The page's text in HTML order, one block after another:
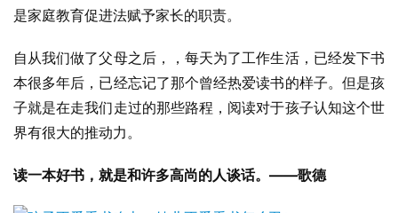
是家庭教育促进法赋予家长的职责。
自从我们做了父母之后，，每天为了工作生活，已经发下书
本很多年后，已经忘记了那个曾经热爱读书的样子。但是孩
子就是在走我们走过的那些路程，阅读对于孩子认知这个世
界有很大的推动力。
读一本好书，就是和许多高尚的人谈话。——歌德